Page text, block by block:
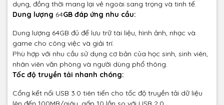
dụng, đồng thời mang lại vẻ ngoài sang trọng và tinh tế.
Dung lượng 64GB đáp ứng nhu cầu:
Dung lượng 64GB đủ để lưu trữ tài liệu, hình ảnh, nhạc và
game cho công việc và giải trí.
Phù hợp với nhu cầu sử dụng cơ bản của học sinh, sinh viên,
nhân viên văn phòng và người dùng phổ thông.
Tốc độ truyền tải nhanh chóng:
Cổng kết nối USB 3.0 tiên tiến cho tốc độ truyền tải dữ liệu